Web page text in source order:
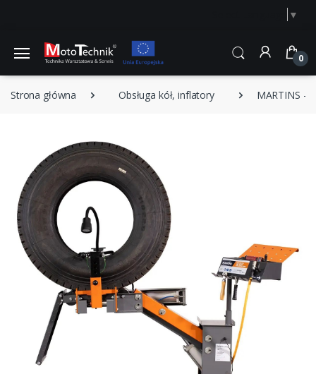
▼
0
Strona główna Obsługa kół, inflatory MARTINS -